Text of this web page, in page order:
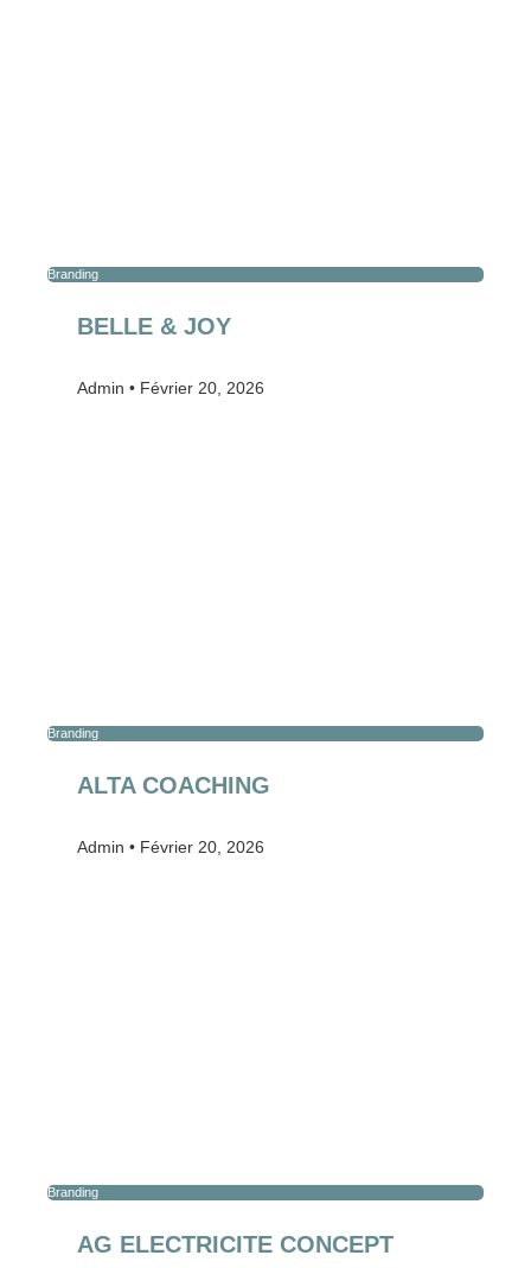
Branding
BELLE & JOY
Admin Février 20, 2026
Branding
ALTA COACHING
Admin Février 20, 2026
Branding
AG ELECTRICITE CONCEPT